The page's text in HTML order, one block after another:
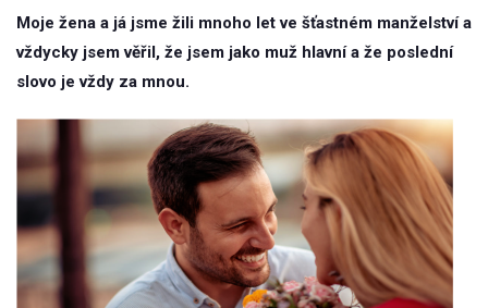
Moje žena a já jsme žili mnoho let ve šťastném manželství a
vždycky jsem věřil, že jsem jako muž hlavní a že poslední
slovo je vždy za mnou.